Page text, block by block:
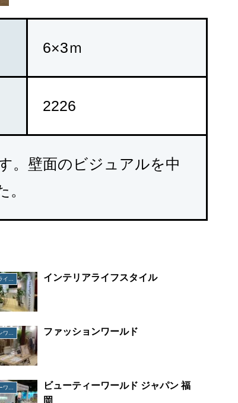
6×3ｍ
2226
。壁面のビジュアルを中
インテリアライフスタイル
ファッションワールド ファッションワールド
ビューティーワールド ジャパン 福
岡